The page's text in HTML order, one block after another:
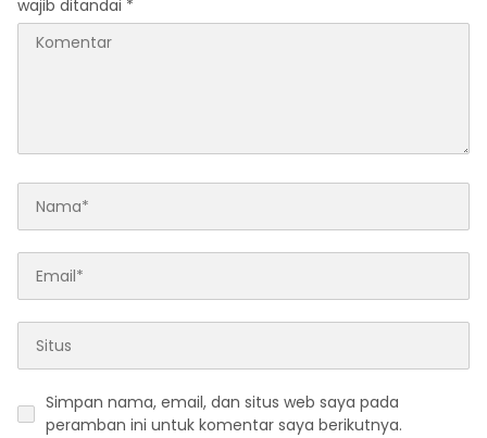
wajib ditandai *
Simpan nama, email, dan situs web saya pada
peramban ini untuk komentar saya berikutnya.